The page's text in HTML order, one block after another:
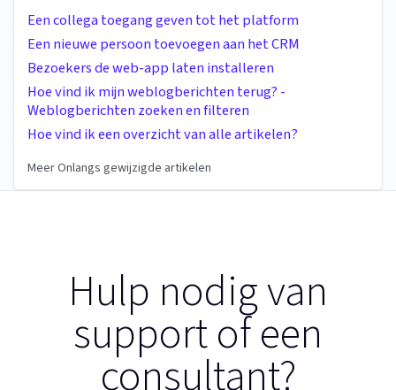
Een collega toegang geven tot het platform
Een nieuwe persoon toevoegen aan het CRM
Bezoekers de web-app laten installeren
Hoe vind ik mijn weblogberichten terug? -
Weblogberichten zoeken en filteren
Hoe vind ik een overzicht van alle artikelen?
Meer Onlangs gewijzigde artikelen
Hulp nodig van
support of een
consultant?